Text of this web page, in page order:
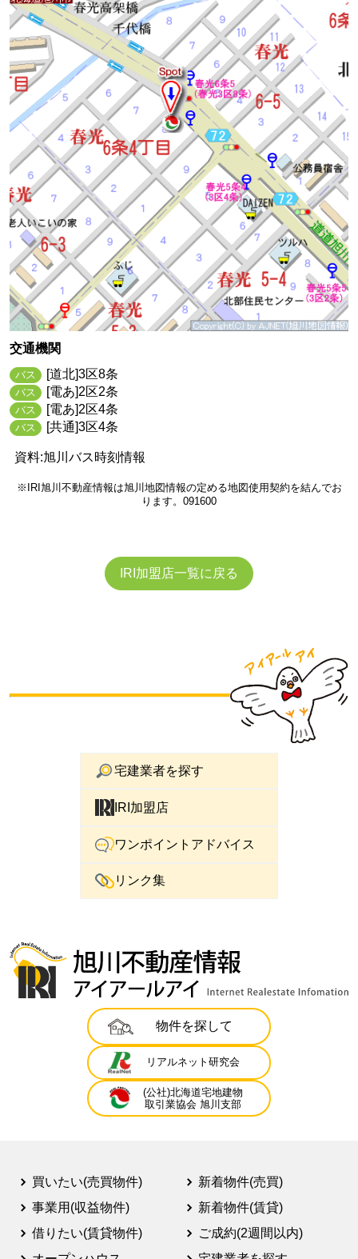
交通機関
バス [道北]3区8条
バス [電あ]2区2条
バス [電あ]2区4条
バス [共通]3区4条
資料:旭川バス時刻情報
※IRI旭川不動産情報は旭川地図情報の定める地図使用契約を結んでお
ります。091600
IRI加盟店一覧に戻る
宅建業者を探す
IRI加盟店
ワンポイントアドバイス
リンク集
物件を探して
リアルネット研究会
(公社)北海道宅地建物
取引業協会 旭川支部
買いたい(売買物件)
事業用(収益物件)
借りたい(賃貸物件)
新着物件(売買)
新着物件(賃貸)
ご成約(2週間以内)